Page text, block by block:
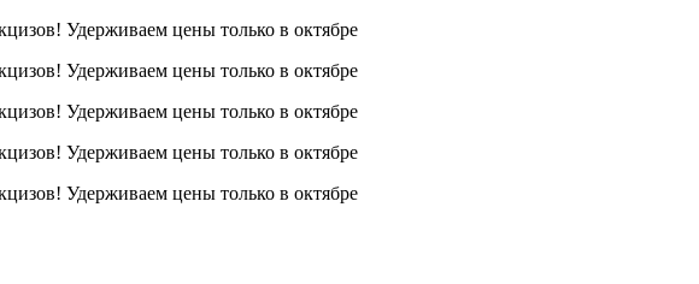
Удерживаем цены только в октябре
Удерживаем цены только в октябре
Удерживаем цены только в октябре
Удерживаем цены только в октябре
Удерживаем цены только в октябре